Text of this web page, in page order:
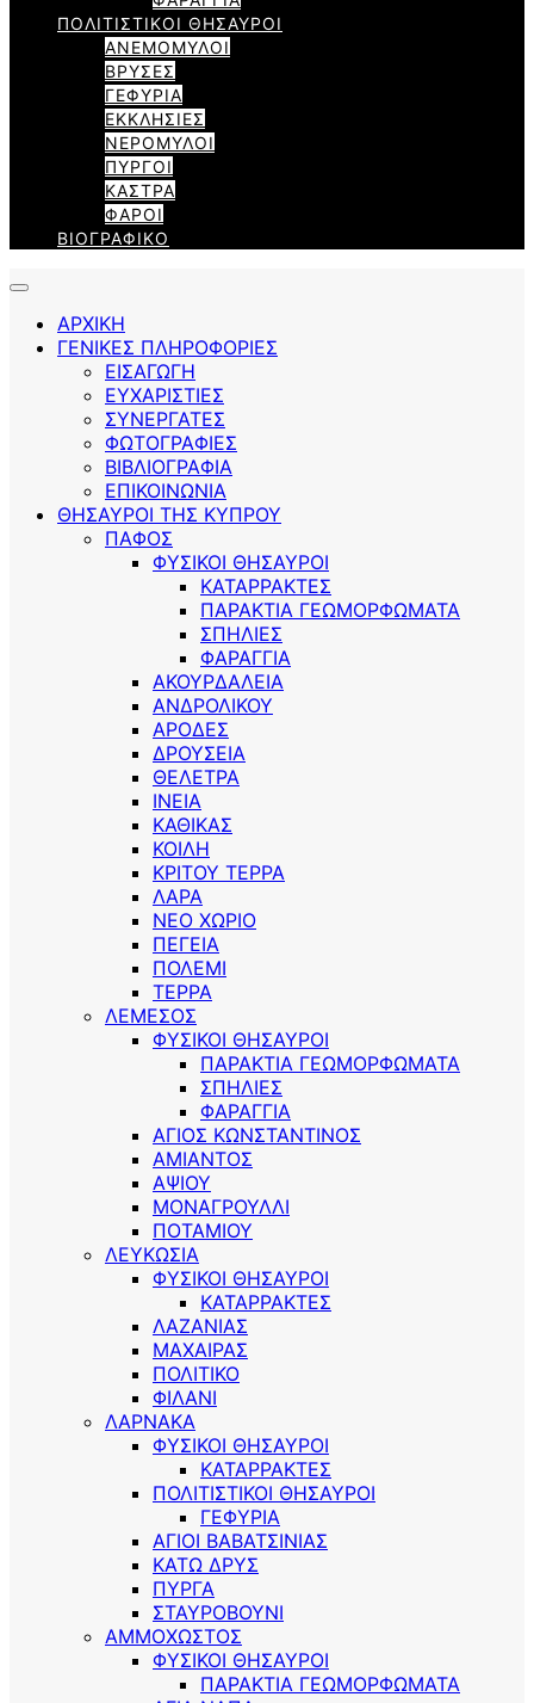
ΠΟΛΙΤΙΣΤΙΚΟΙ ΘΗΣΑΥΡΟΙ
ΑΝΕΜΟΜΥΛΟΙ
ΒΡΥΣΕΣ
ΓΕΦΥΡΙΑ
ΕΚΚΛΗΣΙΕΣ
ΝΕΡΟΜΥΛΟΙ
ΠΥΡΓΟΙ
ΚΑΣΤΡΑ
ΦΑΡΟΙ
ΒΙΟΓΡΑΦΙΚΟ
ΑΡΧΙΚΗ
ΓΕΝΙΚΕΣ ΠΛΗΡΟΦΟΡΙΕΣ
ΕΙΣΑΓΩΓΗ
ΕΥΧΑΡΙΣΤΙΕΣ
ΣΥΝΕΡΓΑΤΕΣ
ΦΩΤΟΓΡΑΦΙΕΣ
ΒΙΒΛΙΟΓΡΑΦΙΑ
ΕΠΙΚΟΙΝΩΝΙΑ
ΘΗΣΑΥΡΟΙ ΤΗΣ ΚΥΠΡΟΥ
ΠΑΦΟΣ
ΦΥΣΙΚΟΙ ΘΗΣΑΥΡΟΙ
ΚΑΤΑΡΡΑΚΤΕΣ
ΠΑΡΑΚΤΙΑ ΓΕΩΜΟΡΦΩΜΑΤΑ
ΣΠΗΛΙΕΣ
ΦΑΡΑΓΓΙΑ
ΑΚΟΥΡΔΑΛΕΙΑ
ΑΝΔΡΟΛΙΚΟΥ
ΑΡΟΔΕΣ
ΔΡΟΥΣΕΙΑ
ΘΕΛΕΤΡΑ
ΙΝΕΙΑ
ΚΑΘΙΚΑΣ
ΚΟΙΛΗ
ΚΡΙΤΟΥ ΤΕΡΡΑ
ΛΑΡΑ
ΝΕΟ ΧΩΡΙΟ
ΠΕΓΕΙΑ
ΠΟΛΕΜΙ
ΤΕΡΡΑ
ΛΕΜΕΣΟΣ
ΦΥΣΙΚΟΙ ΘΗΣΑΥΡΟΙ
ΠΑΡΑΚΤΙΑ ΓΕΩΜΟΡΦΩΜΑΤΑ
ΣΠΗΛΙΕΣ
ΦΑΡΑΓΓΙΑ
ΑΓΙΟΣ ΚΩΝΣΤΑΝΤΙΝΟΣ
ΑΜΙΑΝΤΟΣ
ΑΨΙΟΥ
ΜΟΝΑΓΡΟΥΛΛΙ
ΠΟΤΑΜΙΟΥ
ΛΕΥΚΩΣΙΑ
ΦΥΣΙΚΟΙ ΘΗΣΑΥΡΟΙ
ΚΑΤΑΡΡΑΚΤΕΣ
ΛΑΖΑΝΙΑΣ
ΜΑΧΑΙΡΑΣ
ΠΟΛΙΤΙΚΟ
ΦΙΛΑΝΙ
ΛΑΡΝΑΚΑ
ΦΥΣΙΚΟΙ ΘΗΣΑΥΡΟΙ
ΚΑΤΑΡΡΑΚΤΕΣ
ΠΟΛΙΤΙΣΤΙΚΟΙ ΘΗΣΑΥΡΟΙ
ΓΕΦΥΡΙΑ
ΑΓΙΟΙ ΒΑΒΑΤΣΙΝΙΑΣ
ΚΑΤΩ ΔΡΥΣ
ΠΥΡΓΑ
ΣΤΑΥΡΟΒΟΥΝΙ
ΑΜΜΟΧΩΣΤΟΣ
ΦΥΣΙΚΟΙ ΘΗΣΑΥΡΟΙ
ΠΑΡΑΚΤΙΑ ΓΕΩΜΟΡΦΩΜΑΤΑ